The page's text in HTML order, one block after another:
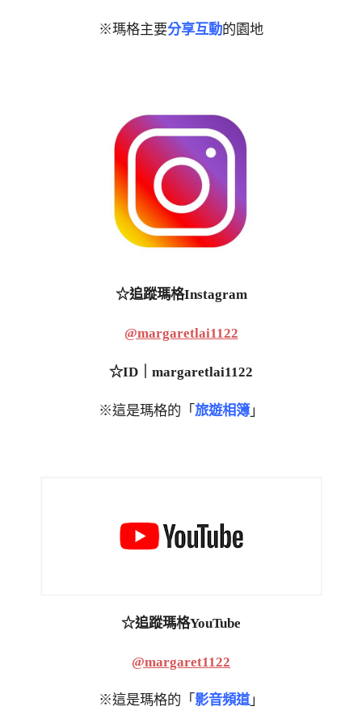
※瑪格主要分享互動的園地
☆追蹤瑪格Instagram
@margaretlai1122
☆ID｜margaretlai1122
※這是瑪格的「 旅遊相簿 」
☆追蹤瑪格YouTube
@margaret1122
※這是瑪格的「 影音頻道」